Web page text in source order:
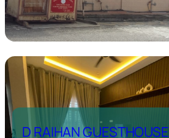
D RAIHAN GUESTHOUSE